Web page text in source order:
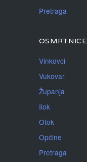
Pretraga
OSMRTNICE
Vinkovci
Vukovar
Županja
Ilok
Otok
Općine
Pretraga